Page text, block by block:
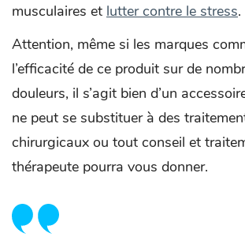
musculaires et lutter contre le stress.
Attention, même si les marques
l’efficacité de ce produit sur de
douleurs, il s’agit bien d’un
ne peut se substituer à des
chirurgicaux ou tout conseil et
thérapeute pourra vous donner.